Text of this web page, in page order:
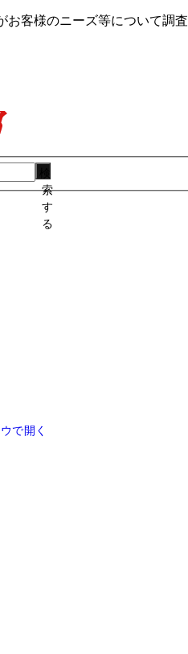
お客様のニーズ等について調
索
す
る
で開く